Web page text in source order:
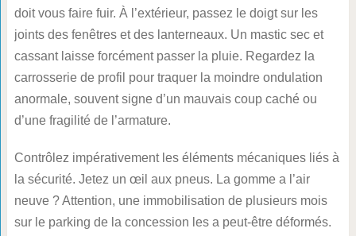
doit vous faire fuir. À l’extérieur, passez le doigt sur les
joints des fenêtres et des lanterneaux. Un mastic sec et
cassant laisse forcément passer la pluie. Regardez la
carrosserie de profil pour traquer la moindre ondulation
anormale, souvent signe d’un mauvais coup caché ou
d’une fragilité de l’armature.
Contrôlez impérativement les éléments mécaniques liés à
la sécurité. Jetez un œil aux pneus. La gomme a l’air
neuve ? Attention, une immobilisation de plusieurs mois
sur le parking de la concession les a peut-être déformés.